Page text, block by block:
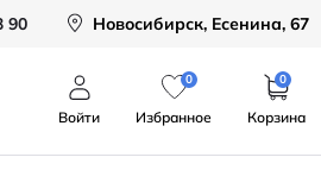
90 Новосибирск, Есенина, 67
Войти
0
Избранное
0
Корзина